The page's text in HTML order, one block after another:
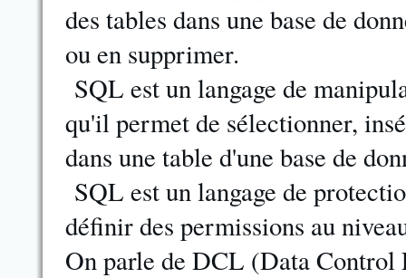
des tables dans une base de
ou en supprimer.
SQL est un langage de
qu'il permet de sélectionner,
dans une table d'une base de
SQL est un langage de
définir des permissions au
On parle de DCL (Data Control